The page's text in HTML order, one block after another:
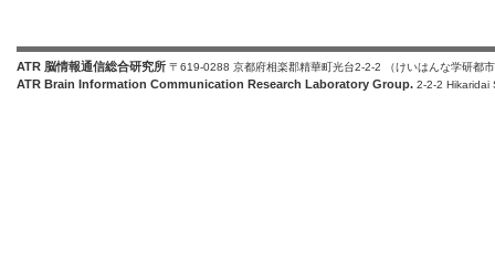
ATR 脳情報通信総合研究所 〒619-0288 京都府相楽郡精華町光台2-2-2 （けいはんな学研都
ATR Brain Information Communication Research Laboratory Group. 2-2-2 Hikaridai